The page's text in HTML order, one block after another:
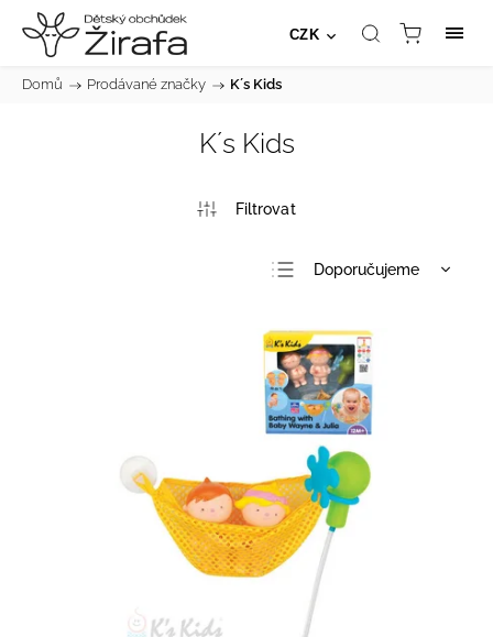
CZK
Domů / Prodávané značky / K´s Kids
K´s Kids
Doporučujeme
Nejdražší
Nejprodávanější
Abecedně